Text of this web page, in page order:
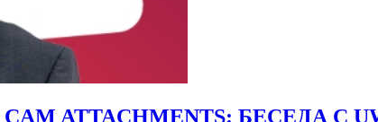
ATTACHMENTS: БЕСЕДА С